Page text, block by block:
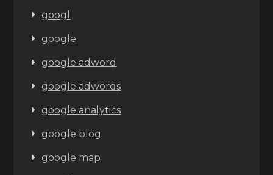
googl
google
google adword
google adwords
google analytics
google blog
google map